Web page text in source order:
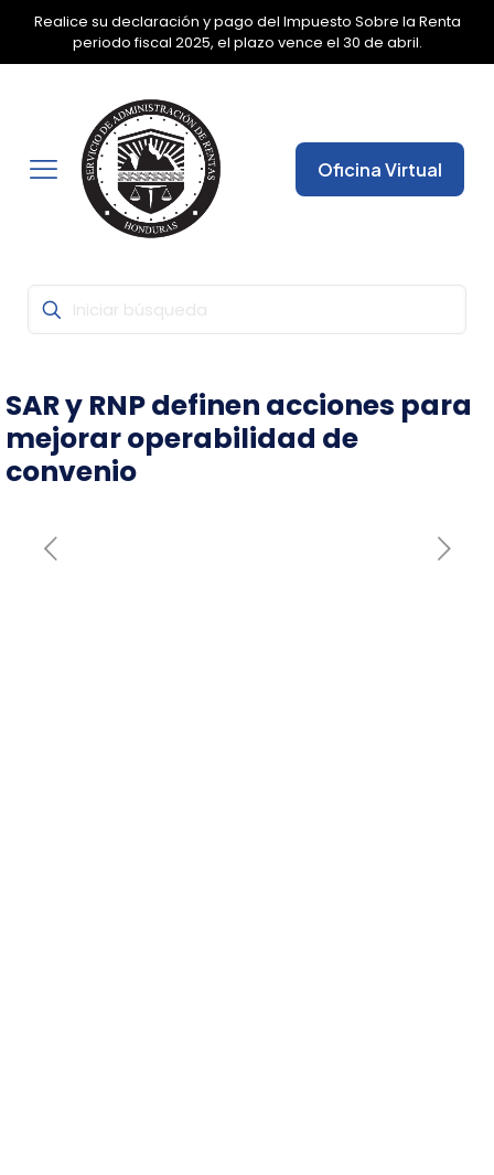
Realice su declaración y pago del Impuesto Sobre la Renta
periodo fiscal 2025, el plazo vence el 30 de abril.
✕
Oficina Virtual
SAR y RNP definen acciones para
mejorar operabilidad de
convenio